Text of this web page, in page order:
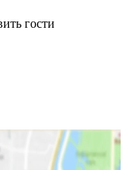
гости